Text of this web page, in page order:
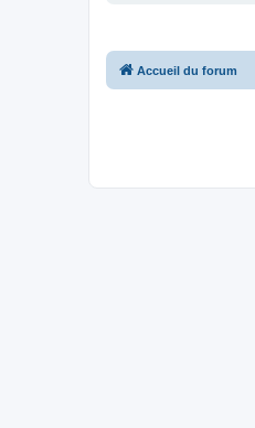
Accueil du forum